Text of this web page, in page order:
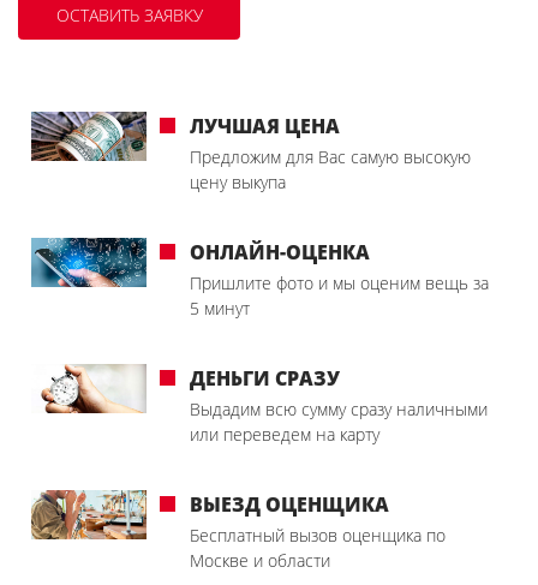
ЛУЧШАЯ ЦЕНА
Предложим для Вас самую высокую
цену выкупа
ОНЛАЙН-ОЦЕНКА
Пришлите фото и мы оценим вещь за
5 минут
ДЕНЬГИ СРАЗУ
Выдадим всю сумму сразу наличными
или переведем на карту
ВЫЕЗД ОЦЕНЩИКА
Бесплатный вызов оценщика по
Москве и области